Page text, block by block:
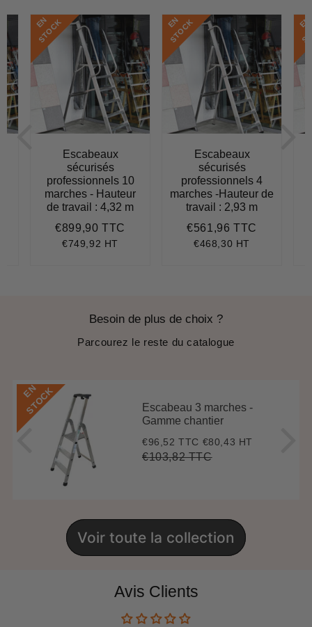
E
N
S
T
O
C
K
Escabeaux
sécurisés
professionnels 10
marches - Hauteur
de travail : 4,32 m
Prix
régulier
€899,90 TTC
€749,92 HT
E
N
S
T
O
C
K
Escabeaux
sécurisés
professionnels 4
marches -Hauteur de
travail : 2,93 m
Prix
régulier
€561,96 TTC
€468,30 HT
E
N
S
T
O
C
Besoin de plus de choix ?
Parcourez le reste du catalogue
E
N
S
T
O
C
K
Escabeau 3 marches -
Gamme chantier
Prix
réduit
€96,52 TTC €96,52
€80,43 HT
Prix
€103,82 TTC€103,82
Voir toute la collection
Avis Clients